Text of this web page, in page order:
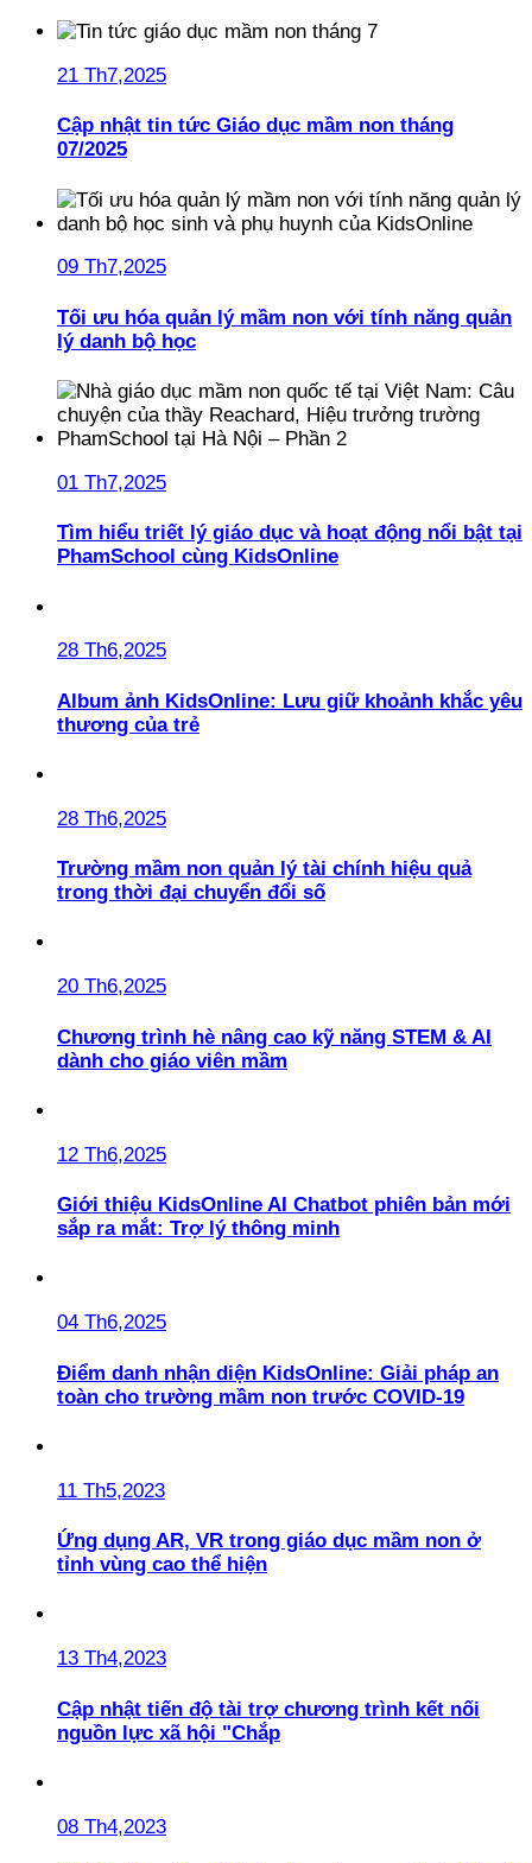
21 Th7,2025
Cập nhật tin tức Giáo dục mầm non tháng
07/2025
09 Th7,2025
Tối ưu hóa quản lý mầm non với tính năng quản
lý danh bộ học
01 Th7,2025
Tìm hiểu triết lý giáo dục và hoạt động nổi bật tại
PhamSchool cùng KidsOnline
28 Th6,2025
Album ảnh KidsOnline: Lưu giữ khoảnh khắc yêu
thương của trẻ
28 Th6,2025
Trường mầm non quản lý tài chính hiệu quả
trong thời đại chuyển đổi số
20 Th6,2025
Chương trình hè nâng cao kỹ năng STEM & AI
dành cho giáo viên mầm
12 Th6,2025
Giới thiệu KidsOnline AI Chatbot phiên bản mới
sắp ra mắt: Trợ lý thông minh
04 Th6,2025
Điểm danh nhận diện KidsOnline: Giải pháp an
toàn cho trường mầm non trước COVID-19
11 Th5,2023
Ứng dụng AR, VR trong giáo dục mầm non ở
tỉnh vùng cao thể hiện
13 Th4,2023
Cập nhật tiến độ tài trợ chương trình kết nối
nguồn lực xã hội "Chắp
08 Th4,2023